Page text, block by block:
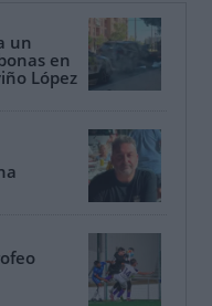
un
en
López